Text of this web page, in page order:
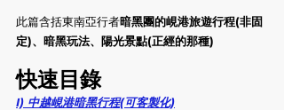
此篇含括東南亞行者暗黑團的峴港旅遊行程(非固
定)、暗黑玩法、陽光景點(正經的那種)
快速目錄
I) 中越峴港暗黑行程(可客製化)